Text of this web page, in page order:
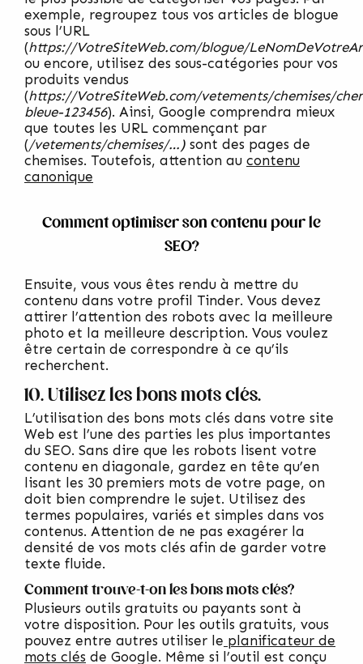
exemple, regroupez tous vos articles de blogue
sous l’URL
(https://VotreSiteWeb.com/blogue/
ou encore, utilisez des sous-catégories pour vos
produits vendus
(https://VotreSiteWeb.com/vetements/chemises/
bleue-123456). Ainsi, Google comprendra mieux
que toutes les URL commençant par
(/vetements/chemises/…) sont des pages de
chemises. Toutefois, attention au contenu
canonique
Comment optimiser son contenu pour le
SEO?
Ensuite, vous vous êtes rendu à mettre du
contenu dans votre profil Tinder. Vous devez
attirer l’attention des robots avec la meilleure
photo et la meilleure description. Vous voulez
être certain de correspondre à ce qu’ils
recherchent.
10. Utilisez les bons mots clés.
L’utilisation des bons mots clés dans votre site
Web est l’une des parties les plus importantes
du SEO. Sans dire que les robots lisent votre
contenu en diagonale, gardez en tête qu’en
lisant les 30 premiers mots de votre page, on
doit bien comprendre le sujet. Utilisez des
termes populaires, variés et simples dans vos
contenus. Attention de ne pas exagérer la
densité de vos mots clés afin de garder votre
texte fluide.
Comment trouve-t-on les bons mots clés?
Plusieurs outils gratuits ou payants sont à
votre disposition. Pour les outils gratuits, vous
pouvez entre autres utiliser le planificateur de
mots clés de Google. Même si l’outil est conçu